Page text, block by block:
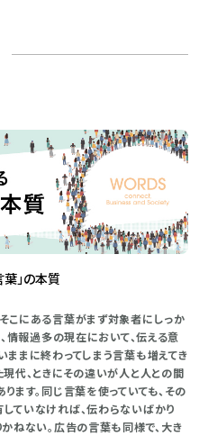
」の本質
こにある言葉がまず対象者にしっか
、情報過多の現在において、伝える意
まに終わってしまう言葉も増えてき
代、ときにその違いが人と人との間
ます。同じ言葉を使っていても、その
ていなければ、伝わらないばかり
ねない。広告の言葉も同様で、大き